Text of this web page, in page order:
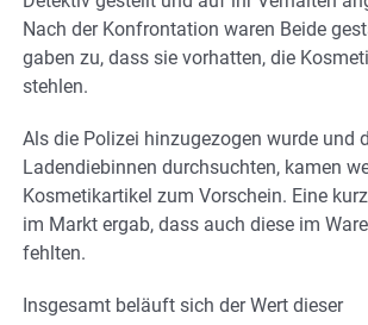
Nach der Konfrontation waren Beide
gaben zu, dass sie vorhatten, die
stehlen.
Als die Polizei hinzugezogen wurde und
Ladendiebinnen durchsuchten, kamen
Kosmetikartikel zum Vorschein. Eine
im Markt ergab, dass auch diese im
fehlten.
Insgesamt beläuft sich der Wert dieser